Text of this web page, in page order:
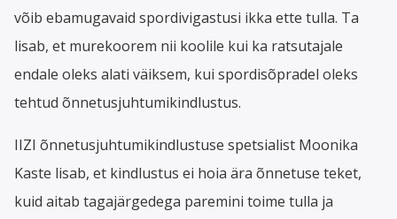
võib ebamugavaid spordivigastusi ikka ette tulla. Ta
lisab, et murekoorem nii koolile kui ka ratsutajale
endale oleks alati väiksem, kui spordisõpradel oleks
tehtud õnnetusjuhtumikindlustus.
IIZI õnnetusjuhtumikindlustuse spetsialist Moonika
Kaste lisab, et kindlustus ei hoia ära õnnetuse teket,
kuid aitab tagajärgedega paremini toime tulla ja